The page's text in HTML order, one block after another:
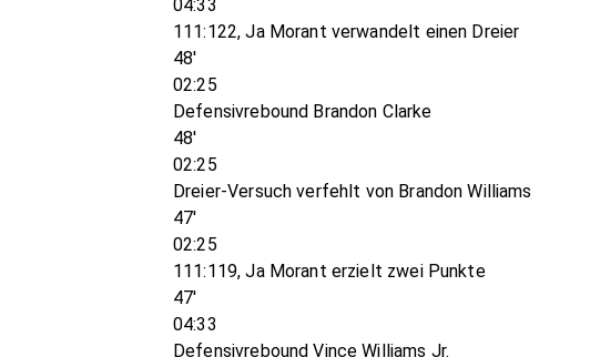
04:33
111:122, Ja Morant verwandelt einen Dreier
48'
02:25
Defensivrebound Brandon Clarke
48'
02:25
Dreier-Versuch verfehlt von Brandon Williams
47'
02:25
111:119, Ja Morant erzielt zwei Punkte
47'
04:33
Defensivrebound Vince Williams Jr.